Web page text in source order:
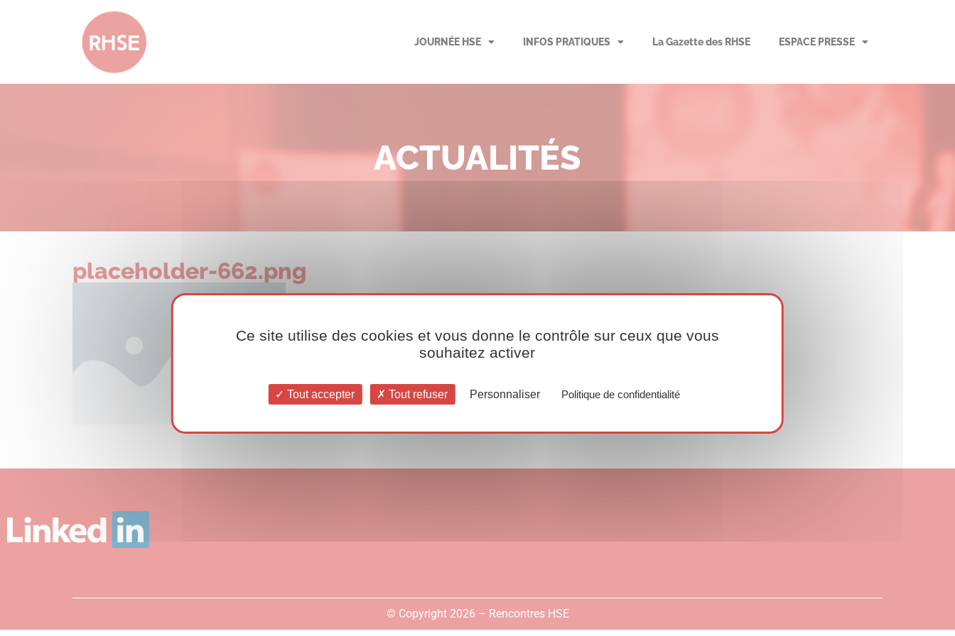
JOURNÉE HSE INFOS PRATIQUES La Gazette des RHSE ESPACE PRESSE
ACTUALITÉS
placeholder-662.png
© Copyright 2026 – Rencontres HSE
Ce site utilise des cookies et vous donne le contrôle sur ceux que vous
souhaitez activer
Tout accepter Tout refuser Personnaliser Politique de confidentialité